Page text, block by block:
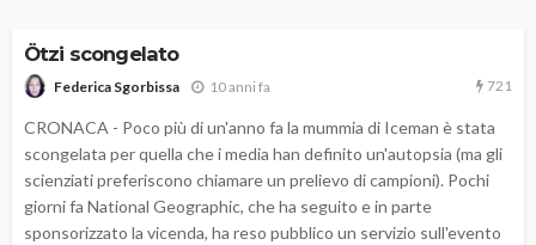
Ötzi scongelato
Federica Sgorbissa 10 anni fa 721
CRONACA - Poco più di un'anno fa la mummia di Iceman è stata
scongelata per quella che i media han definito un'autopsia (ma gli
scienziati preferiscono chiamare un prelievo di campioni). Pochi
giorni fa National Geographic, che ha seguito e in parte
sponsorizzato la vicenda, ha reso pubblico un servizio sull'evento